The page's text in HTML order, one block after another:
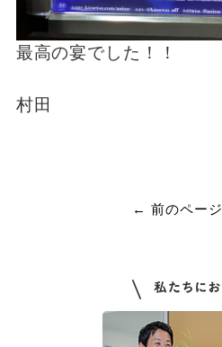
最高の宴でした！！
村田
← 前のページ